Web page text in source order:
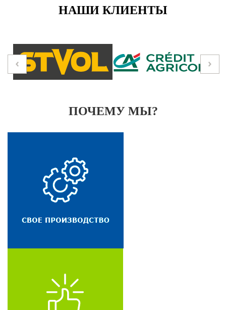
НАШИ КЛИЕНТЫ
ПОЧЕМУ МЫ?